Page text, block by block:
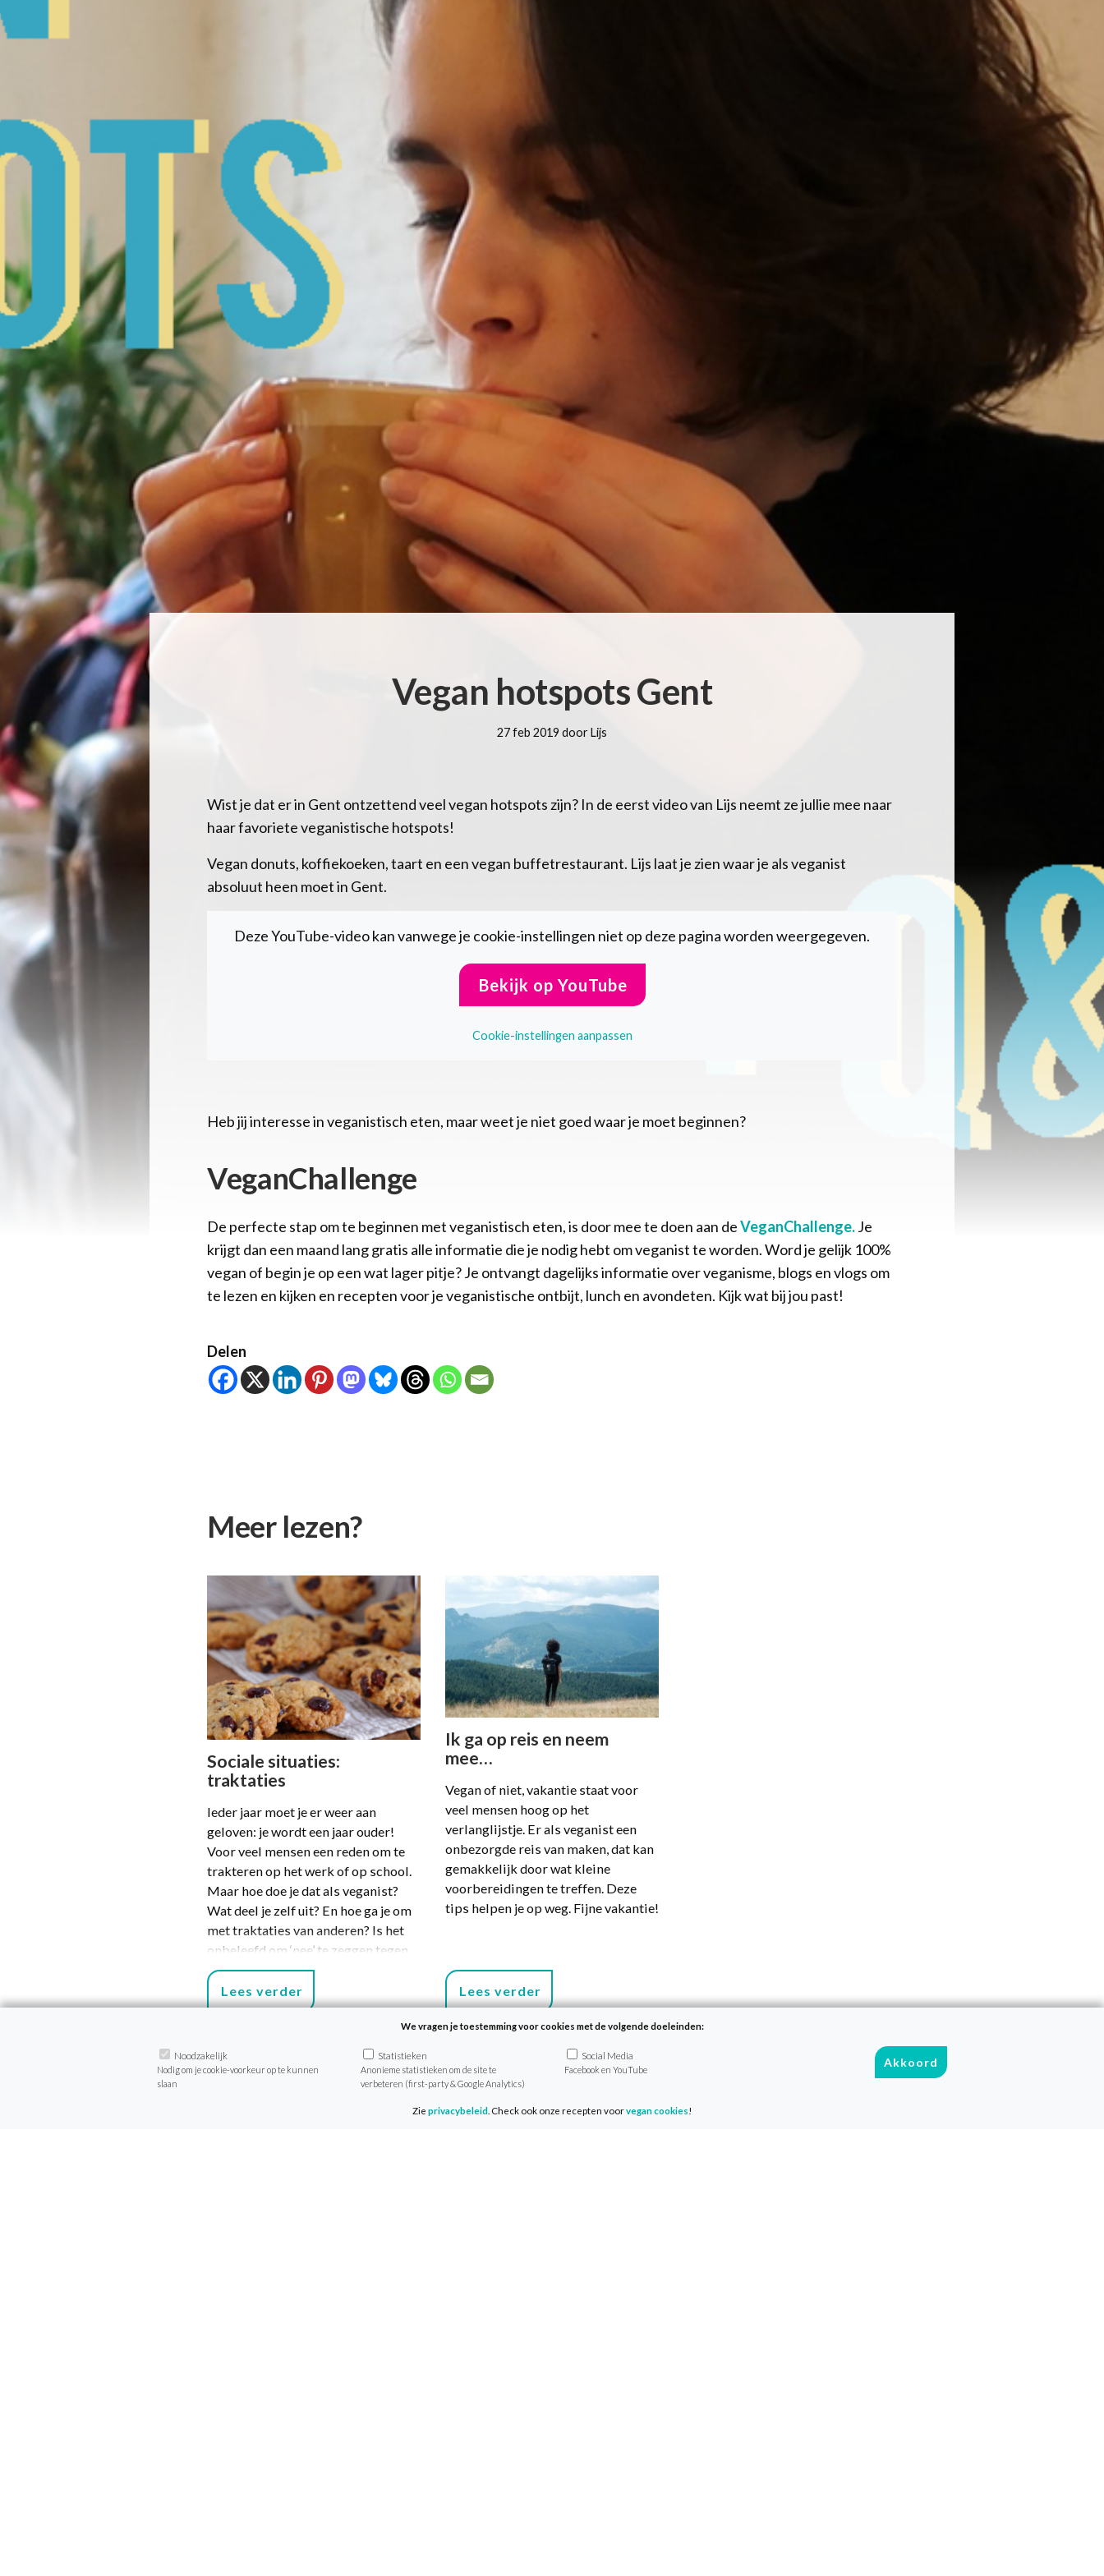
Vegan hotspots Gent
27 feb 2019 door Lijs
Wist je dat er in Gent ontzettend veel vegan hotspots zijn? In de eerst video van Lijs neemt ze jullie mee naar
haar favoriete veganistische hotspots!
Vegan donuts, koffiekoeken, taart en een vegan buffetrestaurant. Lijs laat je zien waar je als veganist
absoluut heen moet in Gent.
Deze YouTube-video kan vanwege je cookie-instellingen niet op deze pagina worden weergegeven.
Bekijk op YouTube
Cookie-instellingen aanpassen
Heb jij interesse in veganistisch eten, maar weet je niet goed waar je moet beginnen?
VeganChallenge
De perfecte stap om te beginnen met veganistisch eten, is door mee te doen aan deVeganChallenge.Je
krijgt dan een maand lang gratis alle informatie die je nodig hebt om veganist te worden. Word je gelijk 100%
vegan of begin je op een wat lager pitje? Je ontvangt dagelijks informatie over veganisme, blogs en vlogs om
te lezen en kijken en recepten voor je veganistische ontbijt, lunch en avondeten. Kijk wat bij jou past!
Delen
Meer lezen?
Sociale situaties:
traktaties
Ieder jaar moet je er weer aan
geloven: je wordt een jaar ouder!
Voor veel mensen een reden om te
trakteren op het werk of op school.
Maar hoe doe je dat als veganist?
Wat deel je zelf uit? En hoe ga je om
met traktaties van anderen? Is het
onbeleefd om ‘nee’ te zeggen tegen
niet-vegan traktaties? We geven je
tips hoe je met deze situaties kunt
omgaan.
Lees verder
Ik ga op reis en neem
mee…
Vegan of niet, vakantie staat voor
veel mensen hoog op het
verlanglijstje. Er als veganist een
onbezorgde reis van maken, dat kan
gemakkelijk door wat kleine
voorbereidingen te treffen. Deze
tips helpen je op weg. Fijne vakantie!
Lees verder
We vragen je toestemming voor cookies met de volgende doeleinden:
Noodzakelijk
Nodig om je cookie-voorkeur op te kunnen
slaan
Statistieken
Anonieme statistieken om de site te
verbeteren (first-party & Google Analytics)
Social Media
Facebook en YouTube
Akkoord
Zie privacybeleid . Check ook onze recepten voorvegan cookies!